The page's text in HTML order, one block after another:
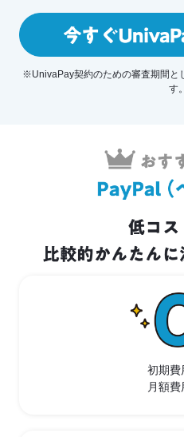
※UnivaPay契約のための審査期間と
す。
初期費
月額費